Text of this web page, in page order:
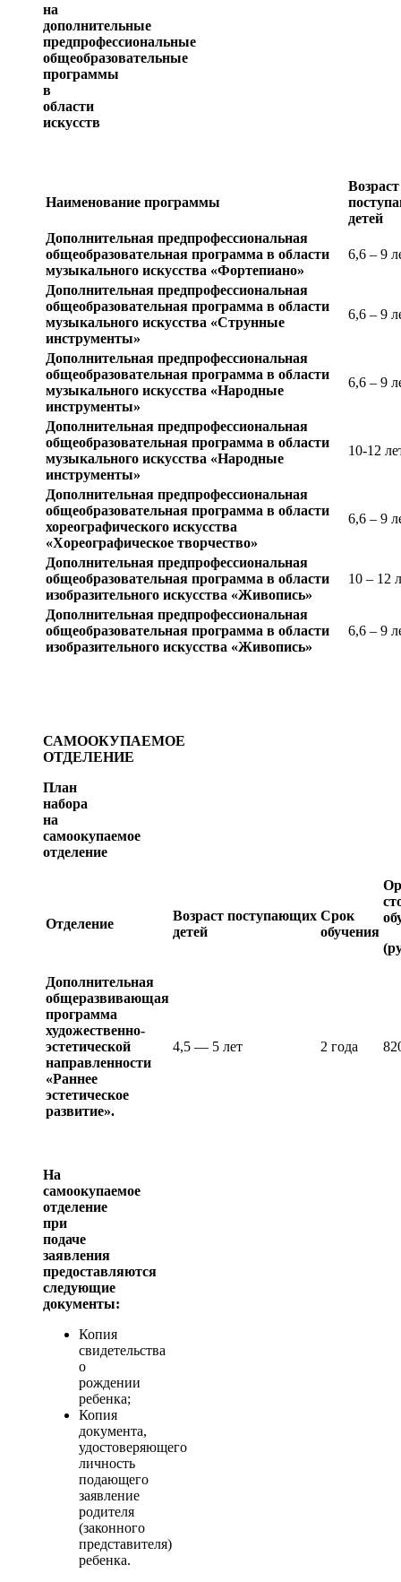
на
дополнительные
предпрофессиональные
общеобразовательные
программы
в
области
искусств
Наименование программы
Возраст
детей
Дополнительная предпрофессиональная
общеобразовательная программа в области
музыкального искусства «Фортепиано»
6,6 – 9
Дополнительная предпрофессиональная
общеобразовательная программа в области
музыкального искусства «Струнные
инструменты»
6,6 – 9
Дополнительная предпрофессиональная
общеобразовательная программа в области
музыкального искусства «Народные
инструменты»
6,6 – 9
Дополнительная предпрофессиональная
общеобразовательная программа в области
музыкального искусства «Народные
инструменты»
10-12
Дополнительная предпрофессиональная
общеобразовательная программа в области
хореографического искусства
«Хореографическое творчество»
6,6 – 9
Дополнительная предпрофессиональная
общеобразовательная программа в области
изобразительного искусства «Живопись»
10 – 12
Дополнительная предпрофессиональная
общеобразовательная программа в области
изобразительного искусства «Живопись»
6,6 – 9
САМООКУПАЕМОЕ
ОТДЕЛЕНИЕ
План
набора
на
самоокупаемое
отделение
Отделение
Возраст поступающих
детей
Срок
обучения
Дополнительная
общеразвивающая
программа
художественно-
эстетической
направленности
«Раннее
эстетическое
развитие».
4,5 — 5 лет 2 года
На
самоокупаемое
отделение
при
подаче
заявления
предоставляются
следующие
документы:
Копия
свидетельства
о
рождении
ребенка;
Копия
документа,
удостоверяющего
личность
подающего
заявление
родителя
(законного
представителя)
ребенка.